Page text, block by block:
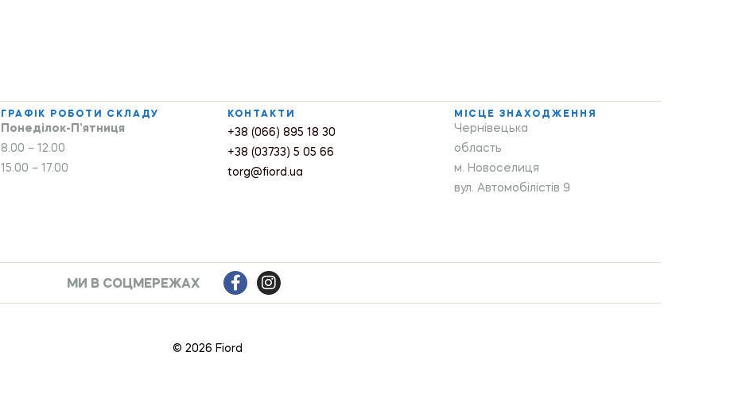
ГРАФІК РОБОТИ СКЛАДУ
Понеділок-П’ятниця
8.00 – 12.00
15.00 – 17.00
КОНТАКТИ
+38 (066) 895 18 30
+38 (03733) 5 05 66
torg@fiord.ua
МІСЦЕ ЗНАХОДЖЕННЯ
Чернівецька
область
м. Новоселиця
вул. Автомобілістів 9
МИ В СОЦМЕРЕЖАХ
© 2026 Fiord